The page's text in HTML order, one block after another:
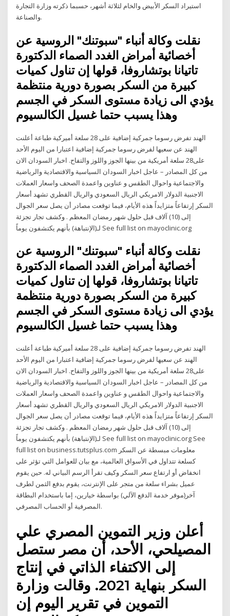
استيراد السكر الأبيض والخام لثلاثة أشهر، حسبما ذكرته وزارة التجارة
والصناعة.
نقلت وكالة أنباء "سبوتنك" الروسية عن
أخصائية أمراض الغدد الصماء الدكتورة
تاتيانا بوتشاروفا، قولها إن تناول كميات
كبيرة من السكر بصورة دورية منتظمة
يؤدي الى زيادة مستوى السكر في الجسم
وهذا يسبب حتما غسيل الكالسيوم
الهند تفرض رسوما جمركية إضافية على 28 سلعة أميركية طباعة أعلنت
الهند عن سعيها لفرض رسوما جمركية إضافية اعتبارا من اليوم الأحد
على28 سلعة أمريكية من بينها الجوز واللوز والتفاح. ‏اخبار السودان الان
من كل المصادر‏ – ‏عاجل اخبار السودان‏ السياسية والاقتصادية والرياضية
والاجتماعية واحوال الطقس و عناوين واعمدة الصحف واسعار العملات
الاجنبية الدولار الامريكي الريال السعودي والريال القطري تشهد أسعار
السكر إرتفاعاً متزايداً هذه الأيام، فيما توقعت مصادر أن يصل سعر الجوال
إلى (10) آلاف قبل حلول شهر رمضان المعظم . وكشف تجار تجزئة
لـ(الإنتباهة) بأنهم يكتشفون يوماً See full list on mayoclinic.org
نقلت وكالة أنباء "سبوتنك" الروسية عن
أخصائية أمراض الغدد الصماء الدكتورة
تاتيانا بوتشاروفا، قولها إن تناول كميات
كبيرة من السكر بصورة دورية منتظمة
يؤدي الى زيادة مستوى السكر في الجسم
وهذا يسبب حتما غسيل الكالسيوم
الهند تفرض رسوما جمركية إضافية على 28 سلعة أميركية طباعة أعلنت
الهند عن سعيها لفرض رسوما جمركية إضافية اعتبارا من اليوم الأحد
على28 سلعة أمريكية من بينها الجوز واللوز والتفاح. ‏اخبار السودان الان
من كل المصادر‏ – ‏عاجل اخبار السودان‏ السياسية والاقتصادية والرياضية
والاجتماعية واحوال الطقس و عناوين واعمدة الصحف واسعار العملات
الاجنبية الدولار الامريكي الريال السعودي والريال القطري تشهد أسعار
السكر إرتفاعاً متزايداً هذه الأيام، فيما توقعت مصادر أن يصل سعر الجوال
إلى (10) آلاف قبل حلول شهر رمضان المعظم . وكشف تجار تجزئة
لـ(الإنتباهة) بأنهم يكتشفون يوماً See full list on mayoclinic.org See
full list on business.tutsplus.com معلومات مبسطة عن السكر
كسلعة تتداول في الأسواق العالمية، مع بيان للعوامل التي تؤثر على
انخفاض أو ارتفاع سعر السكر وكيف تقرأ الرسم البياني له. حين يقوم
عميل بشراء سلعة من متجر على الإنترنت، يقوم بدفع الثمن لطرف
آخر(موفر خدمة الدفع الآلي) بواسطة خيارين، إما باستخدام البطاقة
المصرفية أو الحساب المصرفي.
أعلن وزير التموين المصري علي
المصيلحي، الأحد، أن مصر ستصل
إلى الاكتفاء الذاتي في إنتاج
السكر بنهاية 2021. وقالت وزارة
التموين في تقرير اليوم إن